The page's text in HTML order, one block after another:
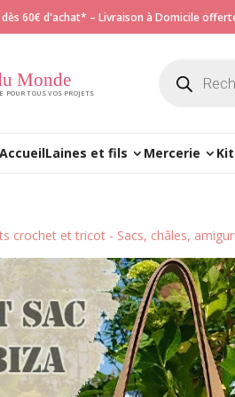
60€ d'achat* – Livraison à Domicile
Monde
POUR TOUS VOS PROJETS produits
AccueilLaines et fils Mercerie
crochet et tricot - Sacs, châles,